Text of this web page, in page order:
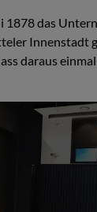
1878 das
Innenstadt
daraus